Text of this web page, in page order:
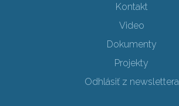
Kontakt
Video
Dokumenty
Projekty
Odhlásiť z newslettera